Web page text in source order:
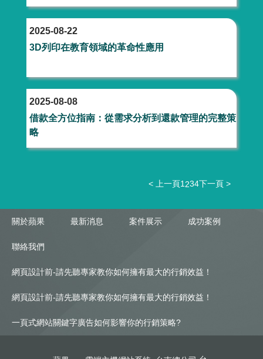
2025-08-22
3D列印在教育領域的革命性應用
2025-08-08
借款全方位指南：從需求分析到還款管理的完整策
略
< 上一頁1 234下一頁 >
關於蘋果 最新消息 案件展示 成功案例
聯絡我們
網頁設計前-請先聽專家教你如何擁有最大的行銷效益！
網頁設計前-請先聽專家教你如何擁有最大的行銷效益！
一頁式網站關鍵字廣告如何影響你的行銷策略?